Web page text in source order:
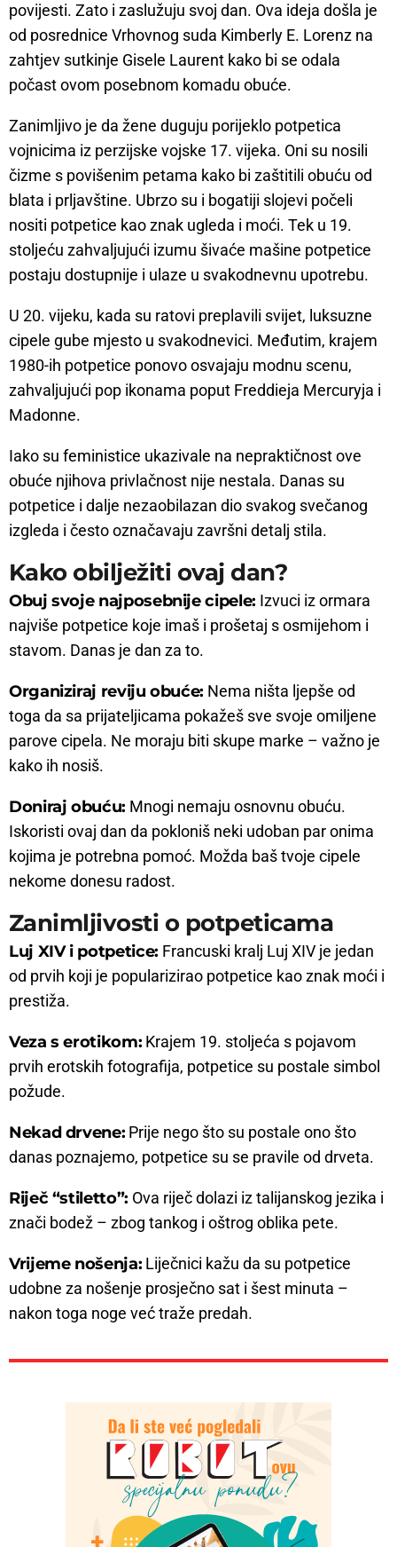
povijesti. Zato i zaslužuju svoj dan. Ova ideja došla je
od posrednice Vrhovnog suda Kimberly E. Lorenz na
zahtjev sutkinje Gisele Laurent kako bi se odala
počast ovom posebnom komadu obuće.
Zanimljivo je da žene duguju porijeklo potpetica
vojnicima iz perzijske vojske 17. vijeka. Oni su nosili
čizme s povišenim petama kako bi zaštitili obuću od
blata i prljavštine. Ubrzo su i bogatiji slojevi počeli
nositi potpetice kao znak ugleda i moći. Tek u 19.
stoljeću zahvaljujući izumu šivaće mašine potpetice
postaju dostupnije i ulaze u svakodnevnu upotrebu.
U 20. vijeku, kada su ratovi preplavili svijet, luksuzne
cipele gube mjesto u svakodnevici. Međutim, krajem
1980-ih potpetice ponovo osvajaju modnu scenu,
zahvaljujući pop ikonama poput Freddieja Mercuryja i
Madonne.
Iako su feministice ukazivale na nepraktičnost ove
obuće njihova privlačnost nije nestala. Danas su
potpetice i dalje nezaobilazan dio svakog svečanog
izgleda i često označavaju završni detalj stila.
Kako obilježiti ovaj dan?
Obuj svoje najposebnije cipele: Izvuci iz ormara
najviše potpetice koje imaš i prošetaj s osmijehom i
stavom. Danas je dan za to.
Organiziraj reviju obuće: Nema ništa ljepše od
toga da sa prijateljicama pokažeš sve svoje omiljene
parove cipela. Ne moraju biti skupe marke – važno je
kako ih nosiš.
Doniraj obuću: Mnogi nemaju osnovnu obuću.
Iskoristi ovaj dan da pokloniš neki udoban par onima
kojima je potrebna pomoć. Možda baš tvoje cipele
nekome donesu radost.
Zanimljivosti o potpeticama
Luj XIV i potpetice: Francuski kralj Luj XIV je jedan
od prvih koji je popularizirao potpetice kao znak moći i
prestiža.
Veza s erotikom: Krajem 19. stoljeća s pojavom
prvih erotskih fotografija, potpetice su postale simbol
požude.
Nekad drvene: Prije nego što su postale ono što
danas poznajemo, potpetice su se pravile od drveta.
Riječ “stiletto”: Ova riječ dolazi iz talijanskog jezika i
znači bodež – zbog tankog i oštrog oblika pete.
Vrijeme nošenja: Liječnici kažu da su potpetice
udobne za nošenje prosječno sat i šest minuta –
nakon toga noge već traže predah.